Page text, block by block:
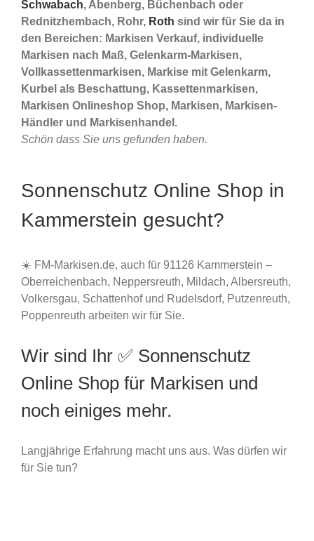
Schwabach, Abenberg, Büchenbach oder
Rednitzhembach, Rohr, Roth sind wir für Sie da in
den Bereichen: Markisen Verkauf, individuelle
Markisen nach Maß, Gelenkarm-Markisen,
Vollkassettenmarkisen, Markise mit Gelenkarm,
Kurbel als Beschattung, Kassettenmarkisen,
Markisen Onlineshop Shop, Markisen, Markisen-
Händler und Markisenhandel.
Schön dass Sie uns gefunden haben.
Sonnenschutz Online Shop in
Kammerstein gesucht?
☀️ FM-Markisen.de, auch für 91126 Kammerstein –
Oberreichenbach, Neppersreuth, Mildach, Albersreuth,
Volkersgau, Schattenhof und Rudelsdorf, Putzenreuth,
Poppenreuth arbeiten wir für Sie.
Wir sind Ihr ✅ Sonnenschutz
Online Shop für Markisen und
noch einiges mehr.
Langjährige Erfahrung macht uns aus. Was dürfen wir
für Sie tun?